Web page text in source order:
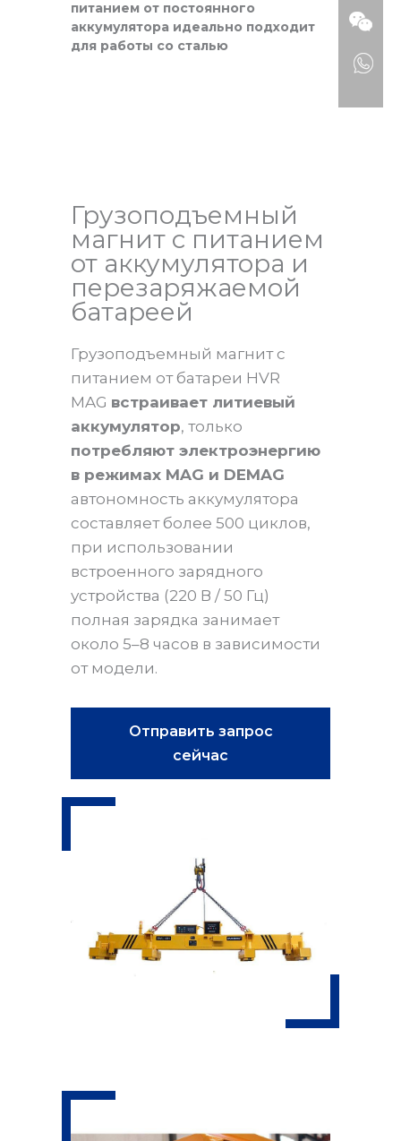
питанием от постоянного
аккумулятора идеально подходит
для работы со сталью
Грузоподъемный
магнит с питанием
от аккумулятора и
перезаряжаемой
батареей
Грузоподъемный магнит с
питанием от батареи HVR
MAG встраивает литиевый
аккумулятор, только
потребляют электроэнергию
в режимах MAG и DEMAG
автономность аккумулятора
составляет более 500 циклов,
при использовании
встроенного зарядного
устройства (220 В / 50 Гц)
полная зарядка занимает
около 5–8 часов в зависимости
от модели.
Отправить запрос
сейчас